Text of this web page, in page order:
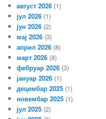
август 2026 (1)
јул 2026 (1)
јун 2026 (2)
мај 2026 (3)
април 2026 (8)
март 2026 (8)
фебруар 2026 (3)
јануар 2026 (1)
децембар 2025 (1)
новембар 2025 (1)
јул 2025 (2)